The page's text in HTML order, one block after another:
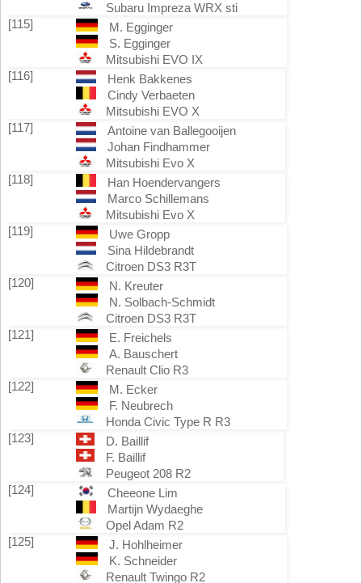
Subaru Impreza WRX sti
[115]
M. Egginger
S. Egginger
Mitsubishi EVO IX
[116]
Henk Bakkenes
Cindy Verbaeten
Mitsubishi EVO X
[117]
Antoine van Ballegooijen
Johan Findhammer
Mitsubishi Evo X
[118]
Han Hoendervangers
Marco Schillemans
Mitsubishi Evo X
[119]
Uwe Gropp
Sina Hildebrandt
Citroen DS3 R3T
[120]
N. Kreuter
N. Solbach-Schmidt
Citroen DS3 R3T
[121]
E. Freichels
A. Bauschert
Renault Clio R3
[122]
M. Ecker
F. Neubrech
Honda Civic Type R R3
[123]
D. Baillif
F. Baillif
Peugeot 208 R2
[124]
Cheeone Lim
Martijn Wydaeghe
Opel Adam R2
[125]
J. Hohlheimer
K. Schneider
Renault Twingo R2